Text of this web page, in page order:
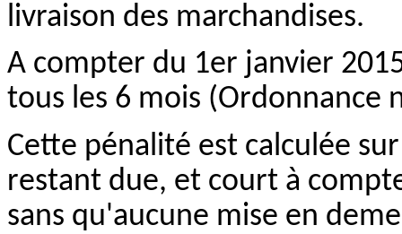
livraison des marchandises.
A compter du 1er janvier
tous les 6 mois (Ordonnance
Cette pénalité est calculée
restant due, et court à
sans qu'aucune mise en